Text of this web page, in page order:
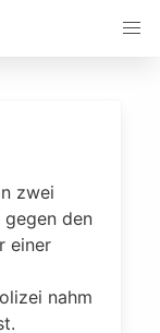
zwei
gegen den
einer
nahm